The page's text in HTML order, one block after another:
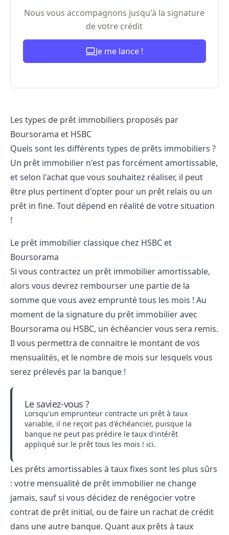
Nous vous accompagnons jusqu'à la signature
de votre crédit
Je me lance !
Les types de prêt immobiliers proposés par
Boursorama et HSBC
Quels sont les différents types de prêts immobiliers ?
Un prêt immobilier n'est pas forcément amortissable,
et selon l'achat que vous souhaitez réaliser, il peut
être plus pertinent d'opter pour un prêt relais ou un
prêt in fine. Tout dépend en réalité de votre situation
!
Le prêt immobilier classique chez HSBC et
Boursorama
Si vous contractez un prêt immobilier amortissable,
alors vous devrez rembourser une partie de la
somme que vous avez emprunté tous les mois ! Au
moment de la signature du prêt immobilier avec
Boursorama ou HSBC, un échéancier vous sera remis.
Il vous permettra de connaitre le montant de vos
mensualités, et le nombre de mois sur lesquels vous
serez prélevés par la banque !
Le saviez-vous ?
Lorsqu'un emprunteur contracte un prêt à taux
variable, il ne reçoit pas d'échéancier, puisque la
banque ne peut pas prédire le taux d'intérêt
appliqué sur le prêt tous les mois ! ici.
Les prêts amortissables à taux fixes sont les plus sûrs
: votre mensualité de prêt immobilier ne change
jamais, sauf si vous décidez de renégocier votre
contrat de prêt initial, ou de faire un rachat de crédit
dans une autre banque. Quant aux prêts à taux